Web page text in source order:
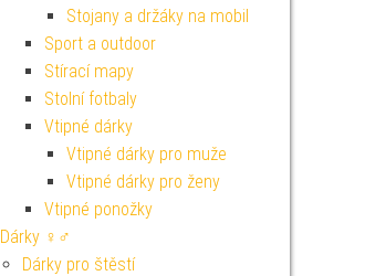
Stojany a držáky na mobil
Sport a outdoor
Stírací mapy
Stolní fotbaly
Vtipné dárky
Vtipné dárky pro muže
Vtipné dárky pro ženy
Vtipné ponožky
Dárky ♀♂
Dárky pro štěstí